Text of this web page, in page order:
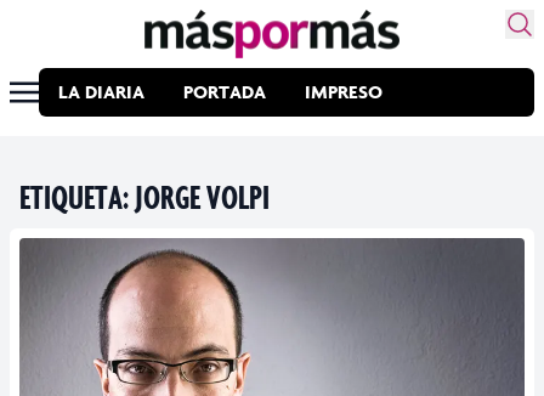
LA DIARIA PORTADA IMPRESO
ETIQUETA:JORGE VOLPI